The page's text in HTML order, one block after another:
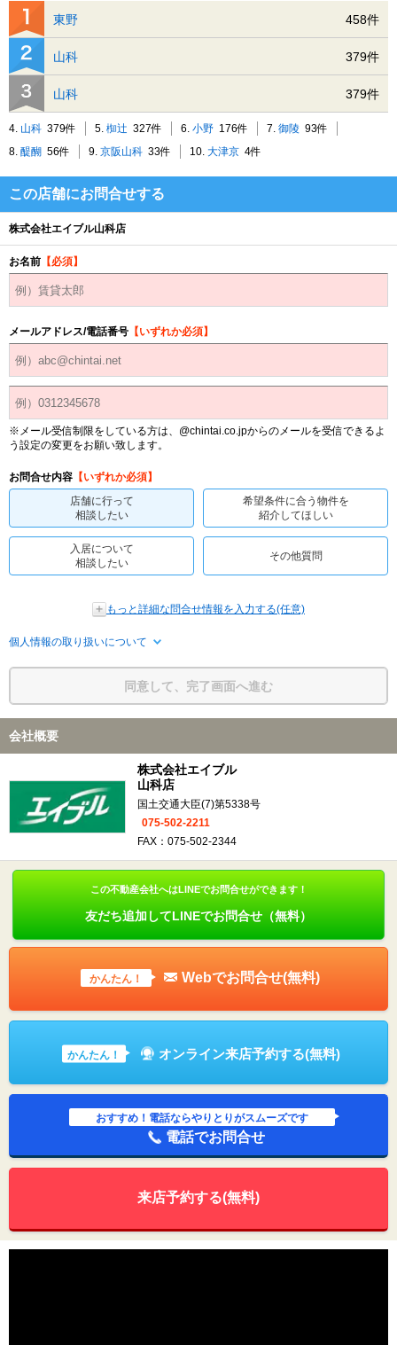
東野 458件
山科 379件
山科 379件
4. 山科 379件 5. 椥辻 327件 6. 小野 176件 7. 御陵 93件
8. 醍醐 56件 9. 京阪山科 33件 10. 大津京 4件
この店舗にお問合せする
株式会社エイブル山科店
お名前 【必須】
メールアドレス/電話番号 【いずれか必須】
※メール受信制限をしている方は、@chintai.co.jpからのメールを受信できるよ
う設定の変更をお願い致します。
お問合せ内容 【いずれか必須】
店舗に行って
相談したい
希望条件に合う物件を
紹介してほしい
入居について
相談したい
その他質問
もっと詳細な問合せ情報を入力する(任意)
個人情報の取り扱いについて
同意して、完了画面へ進む
会社概要
株式会社エイブル
山科店
国土交通大臣(7)第5338号
075-502-2211
FAX：075-502-2344
この不動産会社へはLINEでお問合せができます！
友だち追加してLINEでお問合せ（無料）
かんたん！ Webでお問合せ(無料)
かんたん！ オンライン来店予約する(無料)
おすすめ！電話ならやりとりがスムーズです
電話でお問合せ
来店予約する(無料)